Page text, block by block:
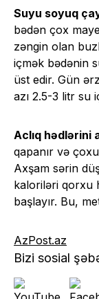
Suyu soyuq
bədən çox
zəngin olan
içmək bədənin
üst edir. Gün
azı 2.5-3 litr su
Aclıq hədlərini
qapanır və
Axşam sərin
kaloriləri qorxu
başlayır. Bu,
AzPost.az
Bizi sosial